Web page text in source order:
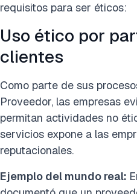
requisitos para ser éticos:
Uso ético por
clientes
Como parte de sus
Proveedor, las empresas
permitan actividades no
servicios expone a las
reputacionales.
Ejemplo del mundo real: